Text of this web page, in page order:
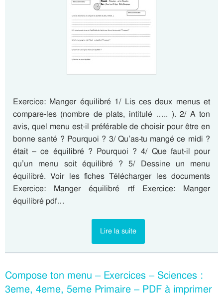
Exercice: Manger équilibré 1/ Lis ces deux menus et
compare-les (nombre de plats, intitulé ….. ). 2/ A ton
avis, quel menu est-il préférable de choisir pour être en
bonne santé ? Pourquoi ? 3/ Qu’as-tu mangé ce midi ?
était – ce équilibré ? Pourquoi ? 4/ Que faut-il pour
qu’un menu soit équilibré ? 5/ Dessine un menu
équilibré. Voir les fiches Télécharger les documents
Exercice: Manger équilibré rtf Exercice: Manger
équilibré pdf…
Lire la suite
Compose ton menu – Exercices – Sciences :
3eme, 4eme, 5eme Primaire – PDF à imprimer